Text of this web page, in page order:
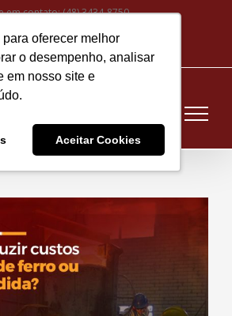
oferecer melhor
o desempenho, analisar
em nosso site e
Aceitar Cookies
em contato:(48) 3434-8750
Instagram
mail